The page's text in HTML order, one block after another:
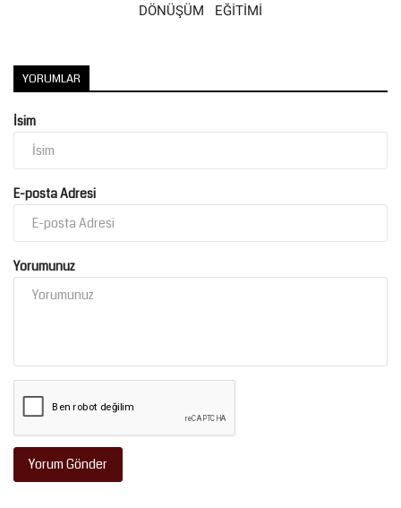
DÖNÜŞÜM EĞİTİMİ
YORUMLAR
İsim
E-posta Adresi
Yorumunuz
Yorum Gönder